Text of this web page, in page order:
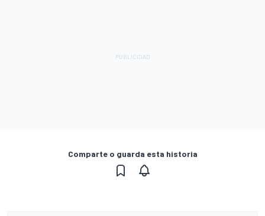
Comparte o guarda esta historia